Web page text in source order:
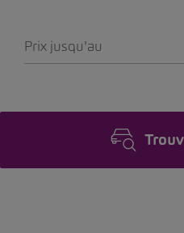
Prix jusqu'au